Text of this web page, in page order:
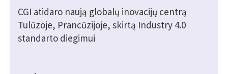
CGI atidaro naują globalų inovacijų centrą
Tulūzoje, Prancūzijoje, skirtą Industry 4.0
standarto diegimui